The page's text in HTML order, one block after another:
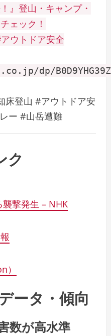
』登山・キャンプ・
ェック！
ウトドア安全
dp/B0D9YHG39Z
床登山 #アウトドア安
ー #山岳遭難
ク
撃発生 – NHK
）
ータ・傾向
数が高水準